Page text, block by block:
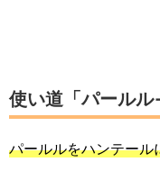
使い道「パールル
パールルをハンテール